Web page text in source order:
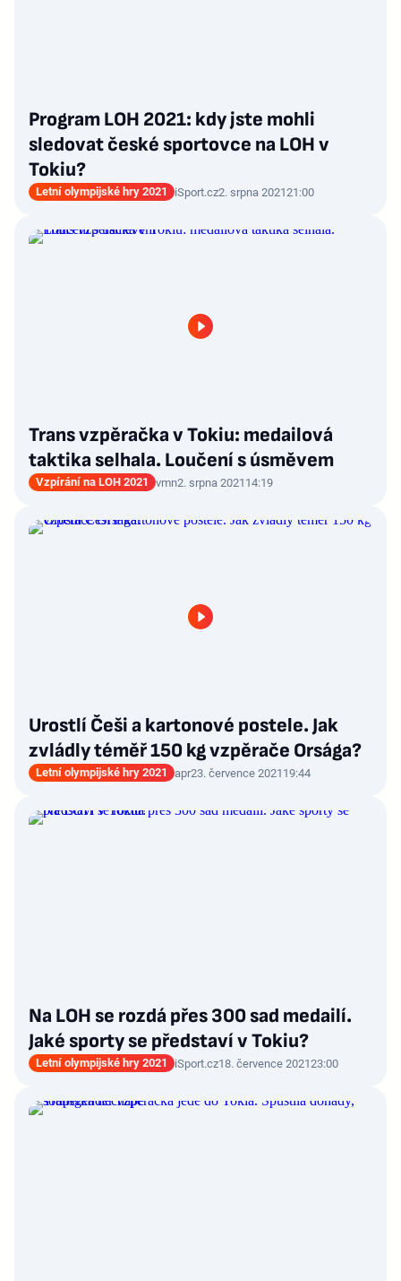
Program LOH 2021: kdy jste mohli
sledovat české sportovce na LOH v
Tokiu?
Letní olympijské hry 2021 iSport.cz2. srpna 202121:00
Trans vzpěračka v Tokiu: medailová
taktika selhala. Loučení s úsměvem
Vzpírání na LOH 2021 vmn2. srpna 2021 14:19
Urostlí Češi a kartonové postele. Jak
zvládly téměř 150 kg vzpěrače Orsága?
Letní olympijské hry 2021 apr23. července 2021 19:44
Na LOH se rozdá přes 300 sad medailí.
Jaké sporty se představí v Tokiu?
Letní olympijské hry 2021 iSport.cz18. července 202123:00